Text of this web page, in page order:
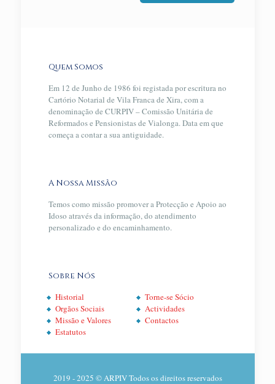
Quem Somos
Em 12 de Junho de 1986 foi registada por escritura no
Cartório Notarial de Vila Franca de Xira, com a
denominação de CURPIV – Comissão Unitária de
Reformados e Pensionistas de Vialonga. Data em que
começa a contar a sua antiguidade.
A Nossa Missão
Temos como missão promover a Protecção e Apoio ao
Idoso através da informação, do atendimento
personalizado e do encaminhamento.
Sobre Nós
Historial
Orgãos Sociais
Missão e Valores
Estatutos
Torne-se Sócio
Actividades
Contactos
2019 - 2025 © ARPIV Todos os direitos reservados